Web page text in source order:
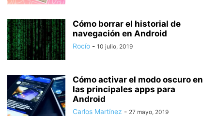
Cómo borrar el historial de
navegación en Android
Rocío - 10 julio, 2019
Cómo activar el modo oscuro en
las principales apps para
Android
Carlos Martínez - 27 mayo, 2019